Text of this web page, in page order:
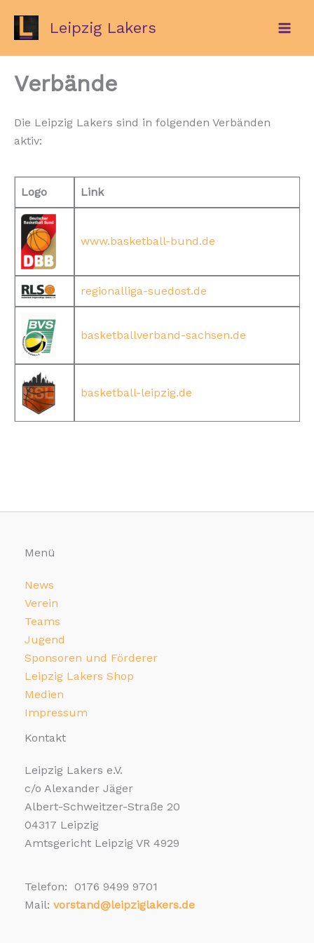
springen
Leipzig Lakers
Verbände
Die Leipzig Lakers sind in folgenden Verbänden
aktiv:
Logo Link
www.basketball-bund.de
regionalliga-suedost.de
basketballverband-sachsen.de
basketball-leipzig.de
Menü
News
Verein
Teams
Jugend
Sponsoren und Förderer
Leipzig Lakers Shop
Medien
Impressum
Kontakt
Leipzig Lakers e.V.
c/o Alexander Jäger
Albert-Schweitzer-Straße 20
04317 Leipzig
Amtsgericht Leipzig VR 4929
Telefon: 0176 9499 9701
Mail: vorstand@leipziglakers.de